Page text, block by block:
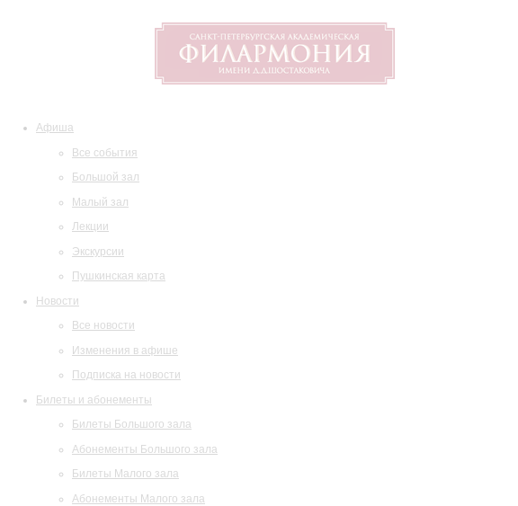
Афиша
Все события
Большой зал
Малый зал
Лекции
Экскурсии
Пушкинская карта
Новости
Все новости
Изменения в афише
Подписка на новости
Билеты и абонементы
Билеты Большого зала
Абонементы Большого зала
Билеты Малого зала
Абонементы Малого зала